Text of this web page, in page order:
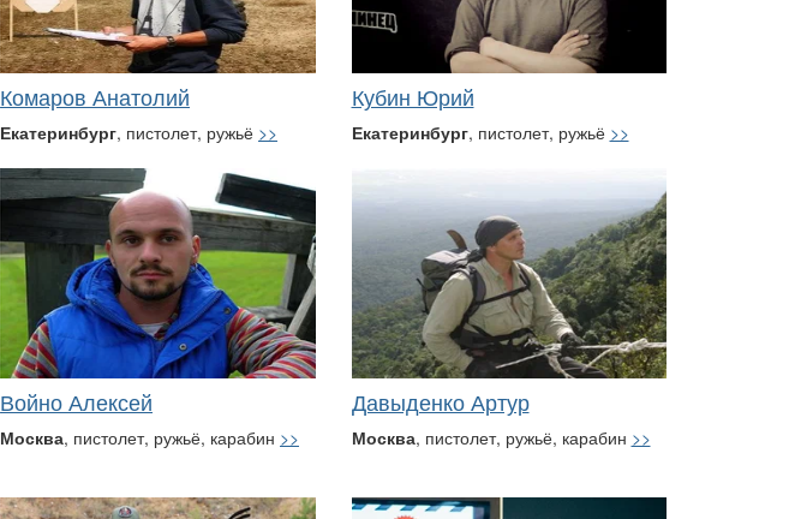
Комаров Анатолий
Екатеринбург, пистолет, ружьё >>
Кубин Юрий
Екатеринбург, пистолет, ружьё >>
Войно Алексей
Москва, пистолет, ружьё, карабин >>
Давыденко Артур
Москва, пистолет, ружьё, карабин >>